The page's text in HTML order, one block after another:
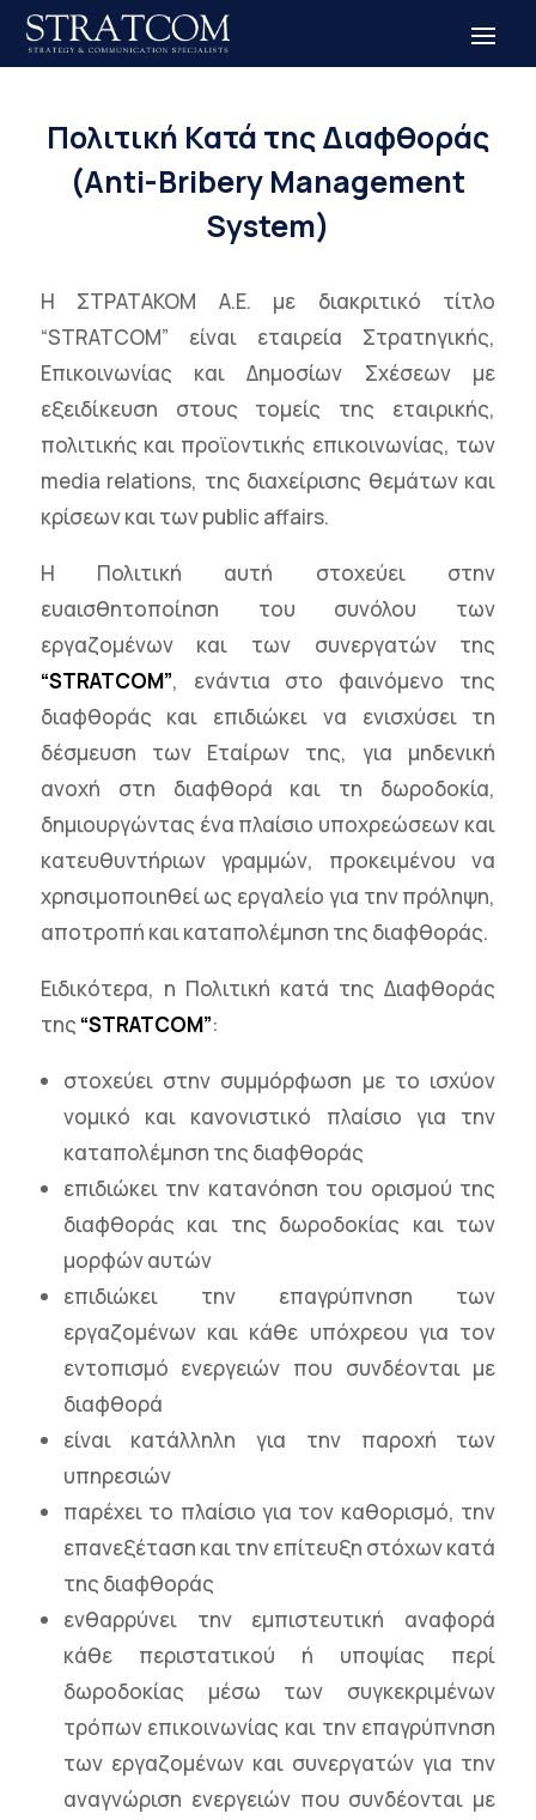
Πολιτική Κατά της Διαφθοράς
(Anti-Bribery Management
System)
Η ΣΤΡΑΤΑΚΟΜ Α.Ε. με διακριτικό τίτλο
“STRATCOM” είναι εταιρεία Στρατηγικής,
Επικοινωνίας και Δημοσίων Σχέσεων με
εξειδίκευση στους τομείς της εταιρικής,
πολιτικής και προϊοντικής επικοινωνίας, των
media relations, της διαχείρισης θεμάτων και
κρίσεων και των public affairs.
Η Πολιτική αυτή στοχεύει στην
ευαισθητοποίηση του συνόλου των
εργαζομένων και των συνεργατών της
“STRATCOM”, ενάντια στο φαινόμενο της
διαφθοράς και επιδιώκει να ενισχύσει τη
δέσμευση των Εταίρων της, για μηδενική
ανοχή στη διαφθορά και τη δωροδοκία,
δημιουργώντας ένα πλαίσιο υποχρεώσεων και
κατευθυντήριων γραμμών, προκειμένου να
χρησιμοποιηθεί ως εργαλείο για την πρόληψη,
αποτροπή και καταπολέμηση της διαφθοράς.
Ειδικότερα, η Πολιτική κατά της Διαφθοράς
της “STRATCOM”:
στοχεύει στην συμμόρφωση με το ισχύον
νομικό και κανονιστικό πλαίσιο για την
καταπολέμηση της διαφθοράς
επιδιώκει την κατανόηση του ορισμού της
διαφθοράς και της δωροδοκίας και των
μορφών αυτών
επιδιώκει την επαγρύπνηση των
εργαζομένων και κάθε υπόχρεου για τον
εντοπισμό ενεργειών που συνδέονται με
διαφθορά
είναι κατάλληλη για την παροχή των
υπηρεσιών
παρέχει το πλαίσιο για τον καθορισμό, την
επανεξέταση και την επίτευξη στόχων κατά
της διαφθοράς
ενθαρρύνει την εμπιστευτική αναφορά
κάθε περιστατικού ή υποψίας περί
δωροδοκίας μέσω των συγκεκριμένων
τρόπων επικοινωνίας και την επαγρύπνηση
των εργαζομένων και συνεργατών για την
αναγνώριση ενεργειών που συνδέονται με